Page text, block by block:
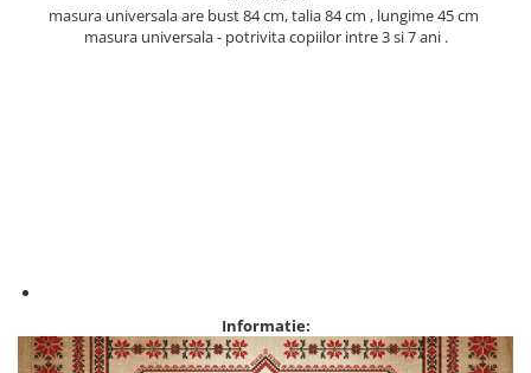
masura universala are bust 84 cm, talia 84 cm , lungime 45 cm
masura universala - potrivita copiilor intre 3 si 7 ani .
Informatie: